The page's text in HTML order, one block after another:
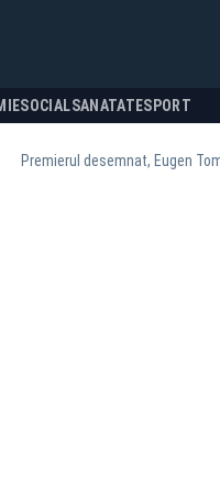
SOCIALSANATATESPORT
Premierul desemnat, Eugen